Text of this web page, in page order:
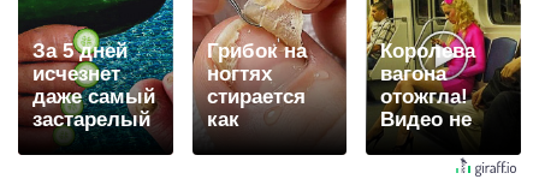
За 5 дней
исчезнет
даже самый
застарелый
грибок: вот
Грибок на
ногтях
стирается
как
ластиком!
Королева
вагона
отожгла!
Видео не
оставит
равнодушным